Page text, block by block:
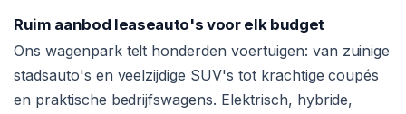
Ruim aanbod leaseauto's voor elk budget
Ons wagenpark telt honderden voertuigen: van zuinige
stadsauto's en veelzijdige SUV's tot krachtige coupés
en praktische bedrijfswagens. Elektrisch, hybride,